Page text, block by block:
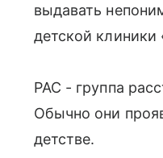
выдавать
детской клиники
РАС - группа
Обычно они
детстве.